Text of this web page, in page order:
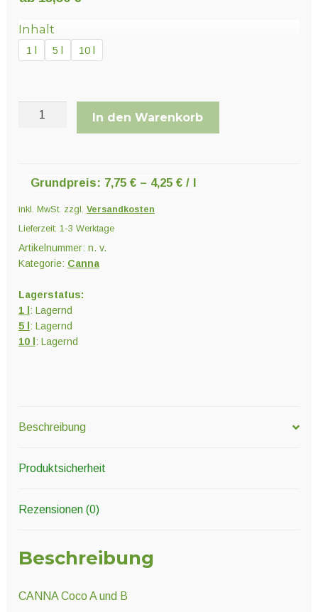
Pflanzenschutz und Biozide
Gartengeräte
Sonstiges
Inhalt
1 l 5 l 10 l
Canna
In den Warenkorb
Grundpreis: 7,75€ – 4,25€ / l
inkl. MwSt. zzgl. Versandkosten
Lieferzeit: 1-3 Werktage
Artikelnummer: n. v.
Kategorie: Canna
Lagerstatus:
1 l : Lagernd
5 l : Lagernd
10 l : Lagernd
Beschreibung
Produktsicherheit
Rezensionen (0)
Beschreibung
CANNA Coco A und B